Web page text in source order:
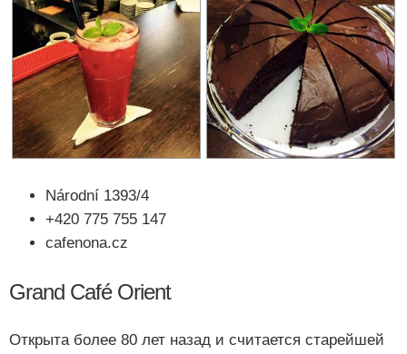
Národní 1393/4
+420 775 755 147
cafenona.cz
Grand Café Orient
Открыта более 80 лет назад и считается старейшей